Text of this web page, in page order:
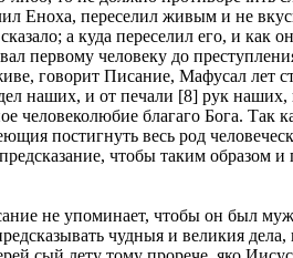
Еноха, переселил живым и не
а куда переселил его, и как
первому человеку до
говорит Писание, Мафусал лет
наших, и от печали [8] рук
человеколюбие благаго Бога. Так
постигнуть весь род
чтобы таким образом
не упоминает, чтобы он был
чудныя и великия